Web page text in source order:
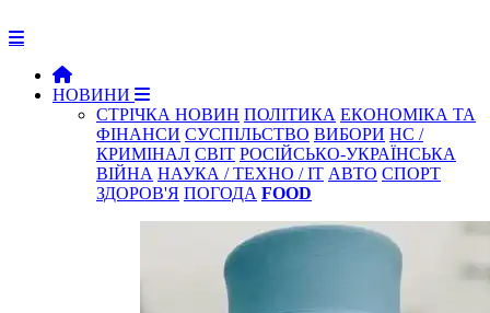
НОВИНИ
СТРІЧКА НОВИН ПОЛІТИКА ЕКОНОМІКА ТА
ФІНАНСИ СУСПІЛЬСТВО ВИБОРИ НС /
КРИМІНАЛ СВІТ РОСІЙСЬКО-УКРАЇНСЬКА
ВІЙНА НАУКА / ТЕХНО / IT АВТО СПОРТ
ЗДОРОВ'Я ПОГОДА FOOD